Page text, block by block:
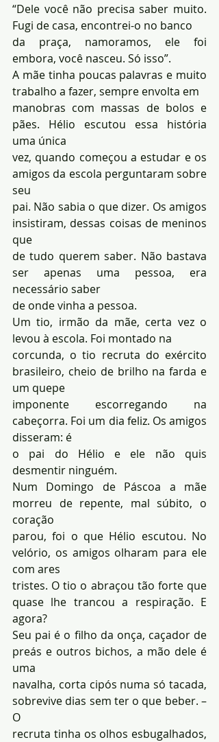
“Dele você não precisa saber muito.
Fugi de casa, encontrei-o no banco
da praça, namoramos, ele foi
embora, você nasceu. Só isso”.
A mãe tinha poucas palavras e muito
trabalho a fazer, sempre envolta em
manobras com massas de bolos e
pães. Hélio escutou essa história
uma única
vez, quando começou a estudar e os
amigos da escola perguntaram sobre
seu
pai. Não sabia o que dizer. Os amigos
insistiram, dessas coisas de meninos
que
de tudo querem saber. Não bastava
ser apenas uma pessoa, era
necessário saber
de onde vinha a pessoa.
Um tio, irmão da mãe, certa vez o
levou à escola. Foi montado na
corcunda, o tio recruta do exército
brasileiro, cheio de brilho na farda e
um quepe
imponente escorregando na
cabeçorra. Foi um dia feliz. Os amigos
disseram: é
o pai do Hélio e ele não quis
desmentir ninguém.
Num Domingo de Páscoa a mãe
morreu de repente, mal súbito, o
coração
parou, foi o que Hélio escutou. No
velório, os amigos olharam para ele
com ares
tristes. O tio o abraçou tão forte que
quase lhe trancou a respiração. E
agora?
Seu pai é o filho da onça, caçador de
preás e outros bichos, a mão dele é
uma
navalha, corta cipós numa só tacada,
sobrevive dias sem ter o que beber. –
O
recruta tinha os olhos esbugalhados,